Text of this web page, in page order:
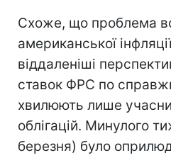
Схоже, що проблема
американської
віддаленіші
ставок ФРС по
хвилюють лише
облігацій. Минулого
березня) було